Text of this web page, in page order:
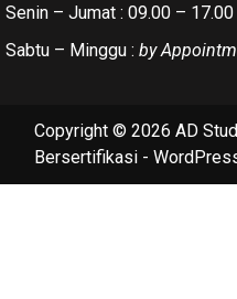
Senin – Jumat : 09.00 – 17.00
Sabtu – Minggu : by
Copyright © 2026 AD
Bersertifikasi -